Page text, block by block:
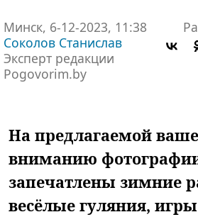
Минск, 6-12-2023, 11:38
Соколов Станислав
Эксперт редакции
Pogovorim.by
На предлагаемой
вниманию
запечатлены зимние
весёлые гуляния,